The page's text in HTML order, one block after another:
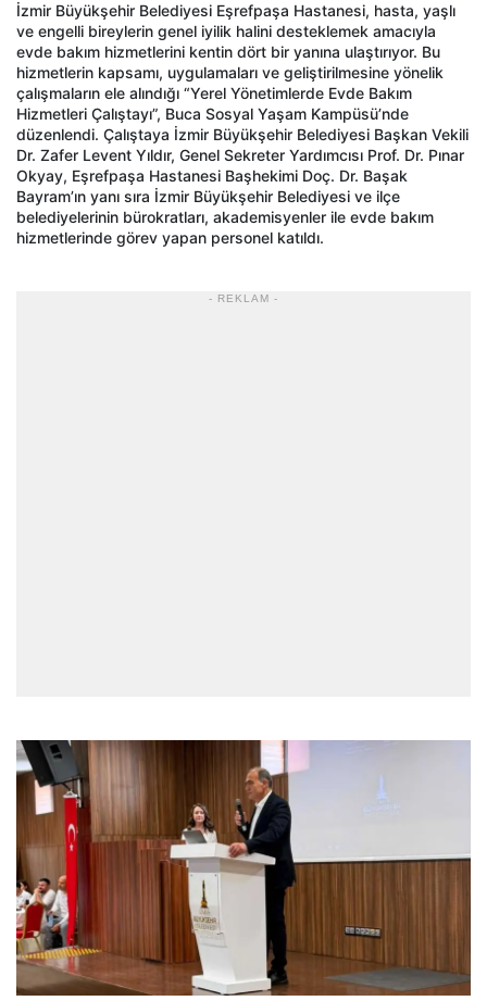
İzmir Büyükşehir Belediyesi Eşrefpaşa Hastanesi, hasta, yaşlı
ve engelli bireylerin genel iyilik halini desteklemek amacıyla
evde bakım hizmetlerini kentin dört bir yanına ulaştırıyor. Bu
hizmetlerin kapsamı, uygulamaları ve geliştirilmesine yönelik
çalışmaların ele alındığı “Yerel Yönetimlerde Evde Bakım
Hizmetleri Çalıştayı”, Buca Sosyal Yaşam Kampüsü’nde
düzenlendi. Çalıştaya İzmir Büyükşehir Belediyesi Başkan Vekili
Dr. Zafer Levent Yıldır, Genel Sekreter Yardımcısı Prof. Dr. Pınar
Okyay, Eşrefpaşa Hastanesi Başhekimi Doç. Dr. Başak
Bayram’ın yanı sıra İzmir Büyükşehir Belediyesi ve ilçe
belediyelerinin bürokratları, akademisyenler ile evde bakım
hizmetlerinde görev yapan personel katıldı.
- REKLAM -